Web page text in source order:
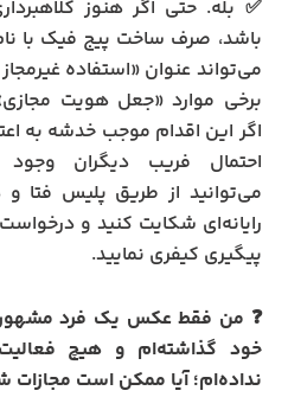
✅ بله. حتی اگر هنوز
باشد، صرف ساخت پیج فیک با
می‌تواند عنوان «استفاده
برخی موارد «جعل هویت
اگر این اقدام موجب خدشه به
احتمال فریب دیگران وجود
می‌توانید از طریق پلیس فتا و
رایانه‌ای شکایت کنید و
پیگیری کیفری نمایید.
❓ من فقط عکس یک فرد مشهور
خود گذاشته‌ام و هیچ
نداده‌ام؛ آیا ممکن است مجازات